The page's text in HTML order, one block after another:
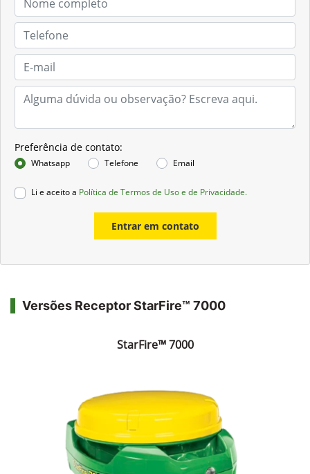
Preferência de contato:
Whatsapp Telefone Email
Li e aceito a Política de Termos de Uso e de Privacidade.
Entrar em contato
Versões Receptor StarFire™ 7000
StarFire™ 7000